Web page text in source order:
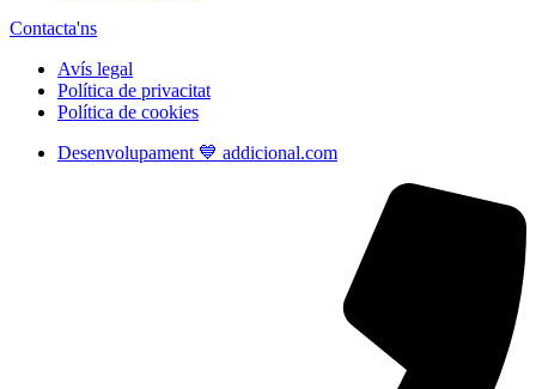
Contacta'ns
Avís legal
Política de privacitat
Política de cookies
Desenvolupament 💙 addicional.com